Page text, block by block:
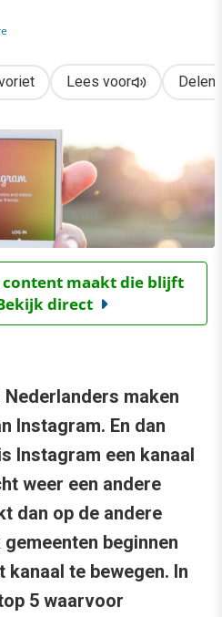
Lees voor Delen
content maakt die blijft
direct
maken
Instagram. En dan
Instagram een kanaal
weer een andere
dan op de andere
beginnen
kanaal te bewegen. In
5 waarvoor